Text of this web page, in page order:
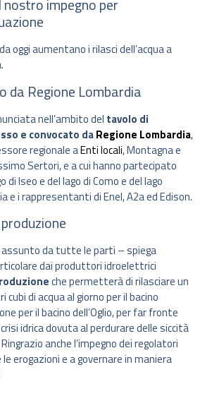
impegno per
oggi aumentano i rilasci dell’acqua a
da Regione Lombardia
nell’ambito del tavolo di
e convocato daRegione Lombardia,
regionale aEnti locali, Montagna e
Sertori, e a cui hanno partecipato
di Iseo e del lago di Como e del lago
e i rappresentanti di Enel, A2a ed Edison.
assunto da tutte le parti – spiega
dai produttori idroelettrici
che permetterà di rilasciare un
di acqua al giorno per il bacino
per il bacino dell’Oglio, per far fronte
idrica dovuta al perdurare delle siccità
anche l’impegno dei regolatori
erogazioni e a governare in maniera